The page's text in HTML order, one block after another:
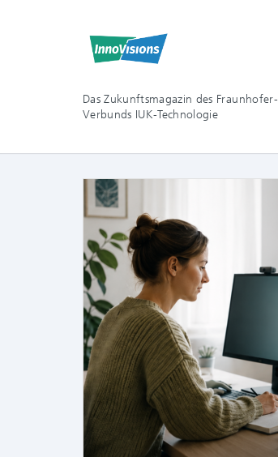
Das Zukunftsmagazin des Fraunhofer-
Verbunds IUK-Technologie